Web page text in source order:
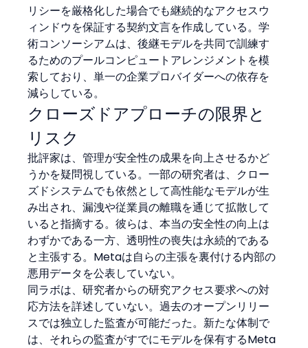
リシーを厳格化した場合でも継続的なアクセスウ
ィンドウを保証する契約文言を作成している。学
術コンソーシアムは、後継モデルを共同で訓練す
るためのプールコンピュートアレンジメントを模
索しており、単一の企業プロバイダーへの依存を
減らしている。
クローズドアプローチの限界と
リスク
批評家は、管理が安全性の成果を向上させるかど
うかを疑問視している。一部の研究者は、クロー
ズドシステムでも依然として高性能なモデルが生
み出され、漏洩や従業員の離職を通じて拡散して
いると指摘する。彼らは、本当の安全性の向上は
わずかである一方、透明性の喪失は永続的である
と主張する。Metaは自らの主張を裏付ける内部の
悪用データを公表していない。
同ラボは、研究者からの研究アクセス要求への対
応方法を詳述していない。過去のオープンリリー
スでは独立した監査が可能だった。新たな体制で
は、それらの監査がすでにモデルを保有するMeta